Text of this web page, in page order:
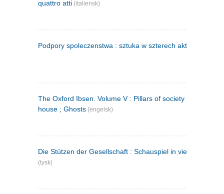
quattro atti (italiensk)
Podpory spoleczenstwa : sztuka w szterech aktach
The Oxford Ibsen. Volume V : Pillars of society ; A doll's
house ; Ghosts (engelsk)
Die Stützen der Gesellschaft : Schauspiel in vier Aufzügen
(tysk)